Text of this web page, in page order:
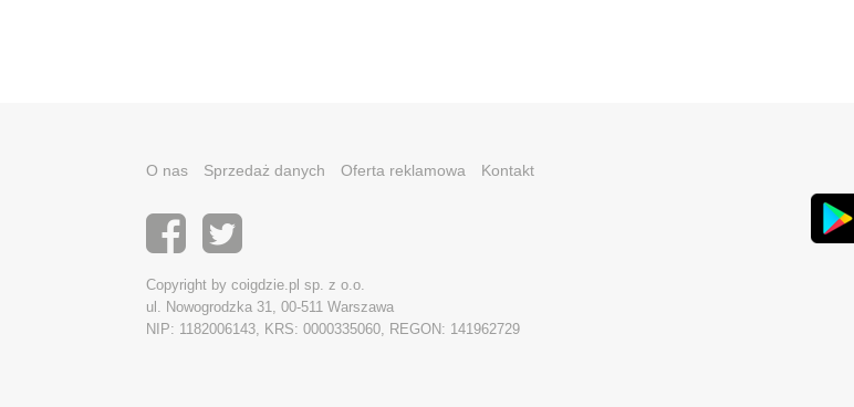
O nas Sprzedaż danych Oferta reklamowa Kontakt
Copyright by coigdzie.pl sp. z o.o.
ul. Nowogrodzka 31, 00-511 Warszawa
NIP: 1182006143, KRS: 0000335060, REGON: 141962729